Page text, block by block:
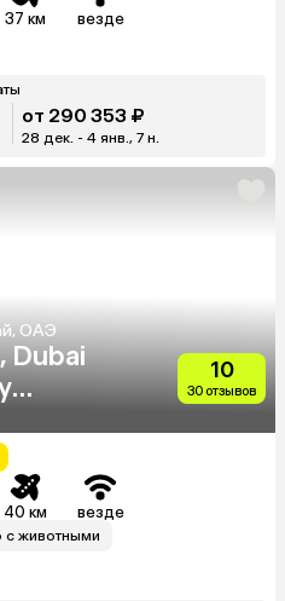
37 км везде
от 290 353 ₽
28 дек. - 4 янв., 7 н.
ОАЭ
Dubai
10
30 отзывов
40 км везде
животными